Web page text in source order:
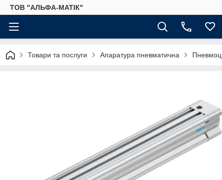
ТОВ "АЛЬФА-МАТІК"
Товари та послуги Апаратура пневматична